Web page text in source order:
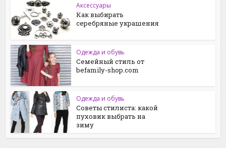
Аксессуары
Как выбирать
серебряные украшения
Одежда и обувь
Семейный стиль от
befamily-shop.com
Одежда и обувь
Советы стилиста: какой
пуховик выбрать на
зиму